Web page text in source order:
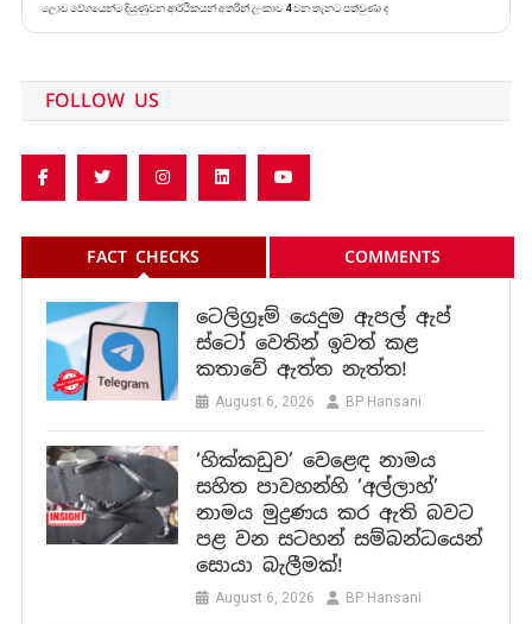
ලොව වේගයෙන්ම දියුණුවන ආර්ථිකයන් අතරින් ලංකාව 4 වන තැනට පත්වුණා ද
FOLLOW US
FACT CHECKS COMMENTS
ටෙලිග්‍රෑම් යෙදුම ඇපල් ඇප්
ස්ටෝ වෙතින් ඉවත් කළ
කතාවේ ඇත්ත නැත්ත!
August 6, 2026 BP Hansani
‘හික්කඩුව’ වෙළෙඳ නාමය
සහිත පාවහන්හි ‘අල්ලාහ්’
නාමය මුද්‍රණය කර ඇති බවට
පළ වන සටහන් සම්බන්ධයෙන්
සොයා බැලීමක්!
August 6, 2026 BP Hansani